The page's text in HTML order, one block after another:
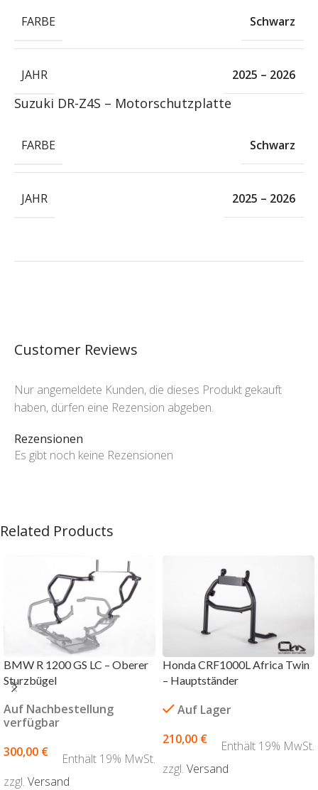
FARBE Schwarz
JAHR 2025 – 2026
Suzuki DR-Z4S – Motorschutzplatte
FARBE Schwarz
JAHR 2025 – 2026
Customer Reviews
Rezensionen
Es gibt noch keine Rezensionen
Nur angemeldete Kunden, die dieses Produkt gekauft
haben, dürfen eine Rezension abgeben.
Related Products
BMW R 1200 GS LC – Oberer
Sturzbügel
Auf Nachbestellung
verfügbar
300,00 €
Enthält 19% MwSt.
zzgl. Versand
Honda CRF1000L Africa Twin
– Hauptständer
Auf Lager
210,00 €
Enthält 19% MwSt.
zzgl. Versand